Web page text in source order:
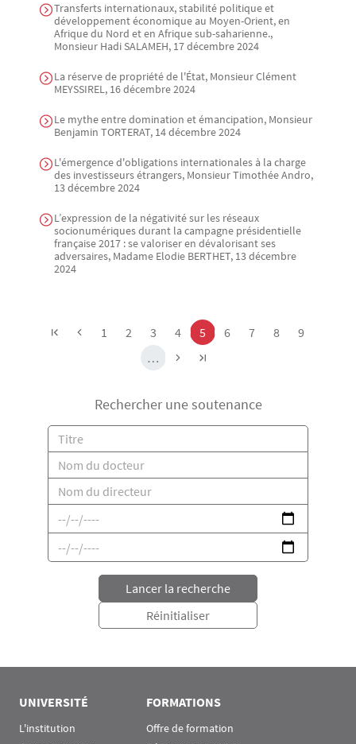
Transferts internationaux, stabilité politique et
développement économique au Moyen-Orient, en
Afrique du Nord et en Afrique sub-saharienne.,
Monsieur Hadi SALAMEH, 17 décembre 2024
La réserve de propriété de l'État, Monsieur Clément
MEYSSIREL, 16 décembre 2024
Le mythe entre domination et émancipation, Monsieur
Benjamin TORTERAT, 14 décembre 2024
L'émergence d'obligations internationales à la charge
des investisseurs étrangers, Monsieur Timothée Andro,
13 décembre 2024
L’expression de la négativité sur les réseaux
socionumériques durant la campagne présidentielle
française 2017 : se valoriser en dévalorisant ses
adversaires, Madame Elodie BERTHET, 13 décembre
2024
Page
1 Page
2 Page
3 Page
4 Page
5 Page
6 Page
7 Page
8 Page
9
…
Rechercher une soutenance
UNIVERSITÉ
L'institution
FORMATIONS
Offre de formation